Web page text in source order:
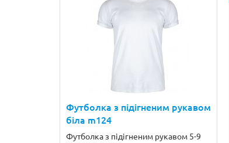
Футболка з підігненим рукавом
біла m124
Футболка з підігненим рукавом 5-9